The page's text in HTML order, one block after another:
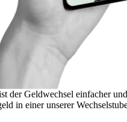
der Geldwechsel einfacher
in einer unserer